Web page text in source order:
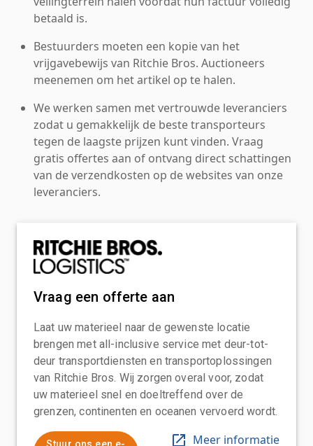
betaald is.
Bestuurders moeten een kopie van het
vrijgavebewijs van Ritchie Bros. Auctioneers
meenemen om het artikel op te halen.
We werken samen met vertrouwde leveranciers
zodat u gemakkelijk de beste transporteurs
tegen de laagste prijzen kunt vinden. Vraag
gratis offertes aan of ontvang direct schattingen
van de verzendkosten op de websites van onze
leveranciers.
Vraag een offerte aan
Laat uw materieel naar de gewenste locatie
brengen met all-inclusive service met deur-tot-
deur transportdiensten en transportoplossingen
van Ritchie Bros. Wij zorgen overal voor, zodat
uw materieel snel en doeltreffend over de
grenzen, continenten en oceanen vervoerd wordt.
Stuur ons een e-
Meer informatie